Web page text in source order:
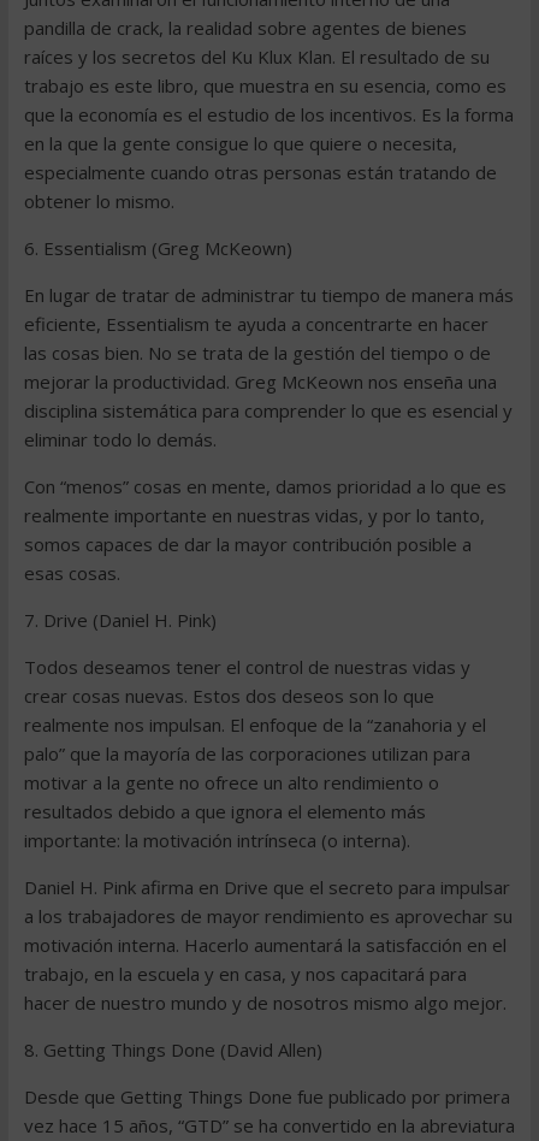
pandilla de crack, la realidad sobre agentes de bienes
raíces y los secretos del Ku Klux Klan. El resultado de su
trabajo es este libro, que muestra en su esencia, como es
que la economía es el estudio de los incentivos. Es la forma
en la que la gente consigue lo que quiere o necesita,
especialmente cuando otras personas están tratando de
obtener lo mismo.
6. Essentialism (Greg McKeown)
En lugar de tratar de administrar tu tiempo de manera más
eficiente, Essentialism te ayuda a concentrarte en hacer
las cosas bien. No se trata de la gestión del tiempo o de
mejorar la productividad. Greg McKeown nos enseña una
disciplina sistemática para comprender lo que es esencial y
eliminar todo lo demás.
Con “menos” cosas en mente, damos prioridad a lo que es
realmente importante en nuestras vidas, y por lo tanto,
somos capaces de dar la mayor contribución posible a
esas cosas.
7. Drive (Daniel H. Pink)
Todos deseamos tener el control de nuestras vidas y
crear cosas nuevas. Estos dos deseos son lo que
realmente nos impulsan. El enfoque de la “zanahoria y el
palo” que la mayoría de las corporaciones utilizan para
motivar a la gente no ofrece un alto rendimiento o
resultados debido a que ignora el elemento más
importante: la motivación intrínseca (o interna).
Daniel H. Pink afirma en Drive que el secreto para impulsar
a los trabajadores de mayor rendimiento es aprovechar su
motivación interna. Hacerlo aumentará la satisfacción en el
trabajo, en la escuela y en casa, y nos capacitará para
hacer de nuestro mundo y de nosotros mismo algo mejor.
8. Getting Things Done (David Allen)
Desde que Getting Things Done fue publicado por primera
vez hace 15 años, “GTD” se ha convertido en la abreviatura